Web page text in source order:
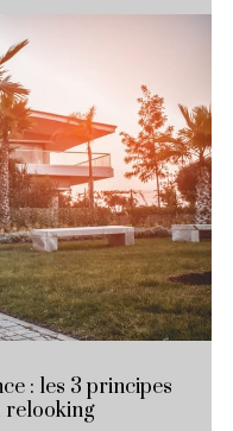
: les 3 principes
relooking